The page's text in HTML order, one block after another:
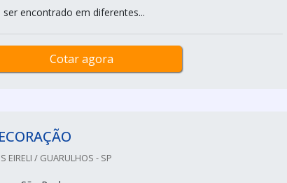
encontrado em diferentes...
Cotar agora
EIRELI / GUARULHOS - SP